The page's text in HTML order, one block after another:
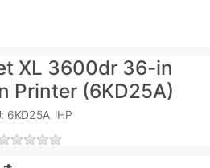
XL 3600dr 36-in
Printer (6KD25A)
6KD25A HP